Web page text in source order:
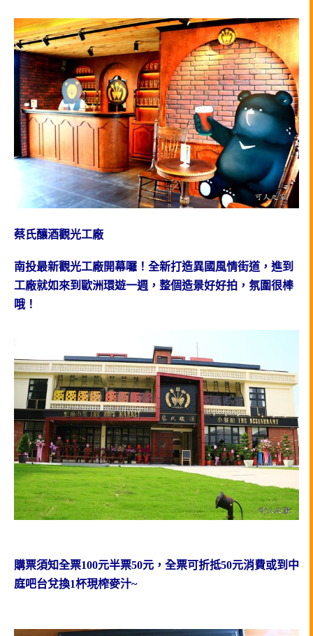
蔡氏釀酒觀光工廠
南投最新觀光工廠開幕囉！全新打造異國風情街道，進到
工廠就如來到歐洲環遊一週，整個造景好好拍，氛圍很棒
哦！
購票須知全票100元半票50元，全票可折抵50元消費或到中
庭吧台兌換1杯現榨麥汁~